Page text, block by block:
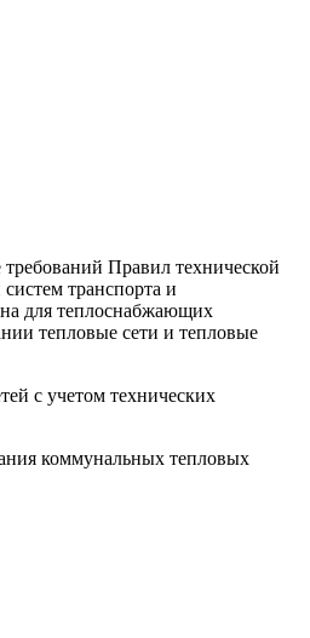
Правил технической
транспорта и
для теплоснабжающих
тепловые сети и тепловые
с учетом технических
коммунальных тепловых